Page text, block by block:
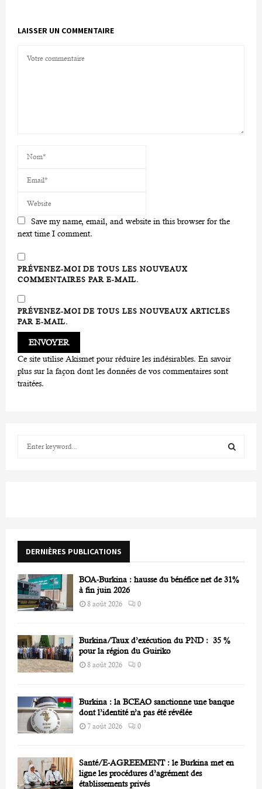
LAISSER UN COMMENTAIRE
Save my name, email, and website in this browser for the
next time I comment.
PRÉVENEZ-MOI DE TOUS LES NOUVEAUX
COMMENTAIRES PAR E-MAIL.
PRÉVENEZ-MOI DE TOUS LES NOUVEAUX ARTICLES
PAR E-MAIL.
Ce site utilise Akismet pour réduire les indésirables. En savoir
plus sur la façon dont les données de vos commentaires sont
traitées.
r
DERNIÈRES PUBLICATIONS
BOA-Burkina : hausse du bénéfice net de 31%
à fin juin 2026
8 août 2026 0
Burkina/Taux d’exécution du PND : 35 %
pour la région du Guiriko
8 août 2026 0
Burkina : la BCEAO sanctionne une banque
dont l’identité n’a pas été révélée
7 août 2026 0
Santé/E-AGREEMENT : le Burkina met en
ligne les procédures d’agrément des
établissements privés